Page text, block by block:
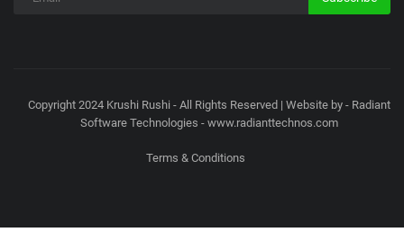
Copyright 2024 Krushi Rushi - All Rights Reserved | Website by - Radiant
Software Technologies - www.radianttechnos.com
Terms & Conditions